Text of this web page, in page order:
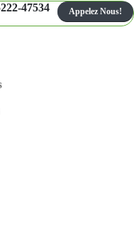
47534 Appelez Nous!